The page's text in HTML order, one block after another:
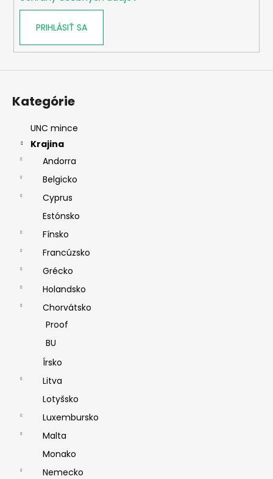
PRIHLÁSIŤ SA
Kategórie
UNC mince
Krajina
Andorra
Belgicko
Cyprus
Estónsko
Fínsko
Francúzsko
Grécko
Holandsko
Chorvátsko
Proof
BU
Írsko
Litva
Lotyšsko
Luxembursko
Malta
Monako
Nemecko